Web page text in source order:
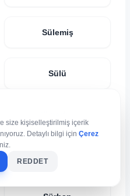
Sülemiş
Sülü
size kişiselleştirilmiş içerik
Detaylı bilgi için Çerez
REDDET